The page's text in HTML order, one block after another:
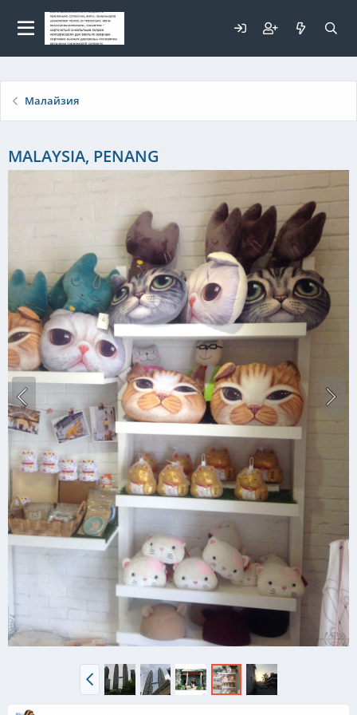
Малайзия
MALAYSIA, PENANG
Для любых предложений по
сайту: elaizik@cp9.ru